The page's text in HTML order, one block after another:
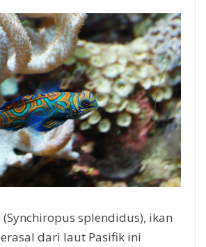
splendidus), ikan
dari laut Pasifik ini